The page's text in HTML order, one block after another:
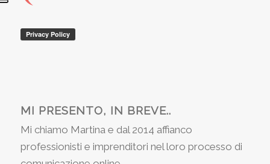
MI PRESENTO, IN BREVE..
Mi chiamo Martina e dal 2014 affianco
professionisti e imprenditori nel loro processo di